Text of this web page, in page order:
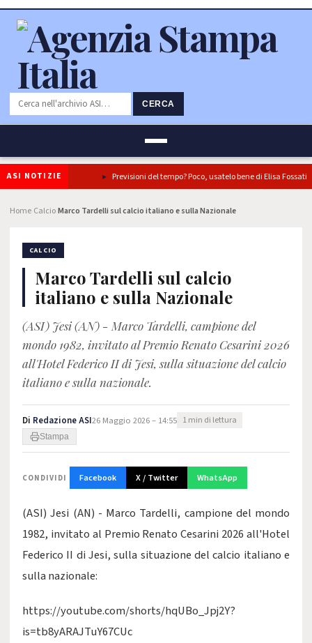
CERCA
ASI NOTIZIE
tre piatti iconici Previsioni del tempo? Poco, usatelo bene di Elisa Fossati
Home CalcioMarco Tardelli sul calcio italiano e sulla Nazionale
CALCIO
Marco Tardelli sul calcio
italiano e sulla Nazionale
(ASI) Jesi (AN) - Marco Tardelli, campione del
mondo 1982, invitato al Premio Renato Cesarini 2026
all'Hotel Federico II di Jesi, sulla situazione del calcio
italiano e sulla nazionale.
Di Redazione ASI26 Maggio 2026 – 14:55 1 min di lettura
Stampa
CONDIVIDI Facebook X / Twitter WhatsApp
(ASI) Jesi (AN) - Marco Tardelli, campione del mondo
1982, invitato al Premio Renato Cesarini 2026 all'Hotel
Federico II di Jesi, sulla situazione del calcio italiano e
sulla nazionale:
https://youtube.com/shorts/hqUBo_Jpj2Y?
is=tb8yARAJTuY67CUc